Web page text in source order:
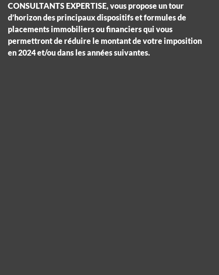
CONSULTANTS EXPERTISE, vous propose un tour
d’horizon des principaux dispositifs et formules de
placements immobiliers ou financiers qui vous
permettront de réduire le montant de votre imposition
en 2024 et/ou dans les années suivantes.